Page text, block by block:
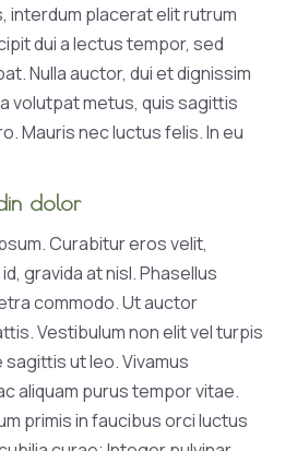
interdum placerat elit rutrum
dui a lectus tempor, sed
Nulla auctor, dui et dignissim
volutpat metus, quis sagittis
Mauris nec luctus felis. In eu
dolor
Curabitur eros velit,
gravida at nisl. Phasellus
commodo. Ut auctor
Vestibulum non elit vel turpis
ut leo. Vivamus
aliquam purus tempor vitae.
primis in faucibus orci luctus